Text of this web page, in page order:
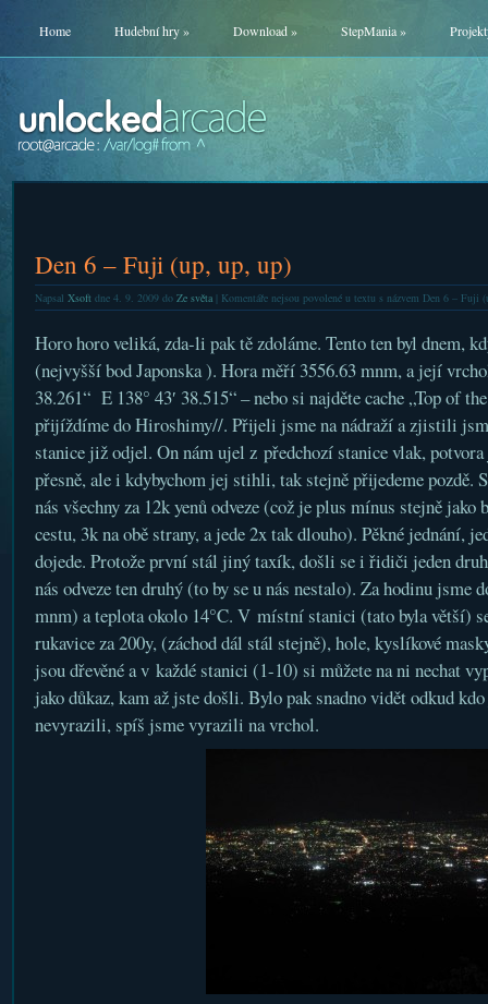
Home Hudební hry» Download» StepMania»
Den 6 – Fuji (up, up, up)
Napsal Xsoftdne 4. 9. 2009 do Ze světa| Komentáře nejsou povolenéu textu s názvem Den 6 – Fuji
Horo horo veliká, zda-li pak tě zdoláme. Tento ten byl dnem,
(nejvyšší bod Japonska ). Hora měří 3556.63 mnm, a její
38.261“ E 138° 43′ 38.515“ – nebo si najděte cache „Top of
přijíždíme do Hiroshimy//. Přijeli jsme na nádraží a zjistili
stanice již odjel. On nám ujel z předchozí stanice vlak,
přesně, ale i kdybychom jej stihli, tak stejně přijedeme pozdě.
nás všechny za 12k yenů odveze (což je plus mínus stejně jako
cestu, 3k na obě strany, a jede 2x tak dlouho). Pěkné jednání,
dojede. Protože první stál jiný taxík, došli se i řidiči jeden
nás odveze ten druhý (to by se u nás nestalo). Za hodinu jsme
mnm) a teplota okolo 14°C. V místní stanici (tato byla větší)
rukavice za 200y, (záchod dál stál stejně), hole, kyslíkové
jsou dřevěné a v každé stanici (1-10) si můžete na ni nechat
jako důkaz, kam až jste došli. Bylo pak snadno vidět odkud
nevyrazili, spíš jsme vyrazili na vrchol.